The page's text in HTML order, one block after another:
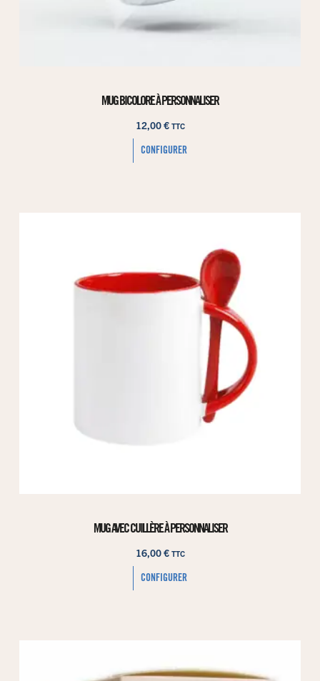
MUG BICOLORE À PERSONNALISER
12,00€ TTC
CONFIGURER
MUG AVEC CUILLÈRE À PERSONNALISER
16,00€ TTC
CONFIGURER